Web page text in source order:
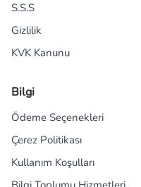
S.S.S
Gizlilik
KVK Kanunu
Bilgi
Ödeme Seçenekleri
Çerez Politikası
Kullanım Koşulları